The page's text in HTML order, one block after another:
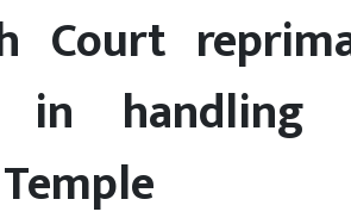
Court
in handling